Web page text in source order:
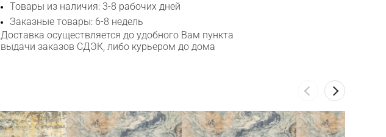
Товары из наличия: 3-8 рабочих дней
Заказные товары: 6-8 недель
Доставка осуществляется до удобного Вам пункта
выдачи заказов СДЭК, либо курьером до дома